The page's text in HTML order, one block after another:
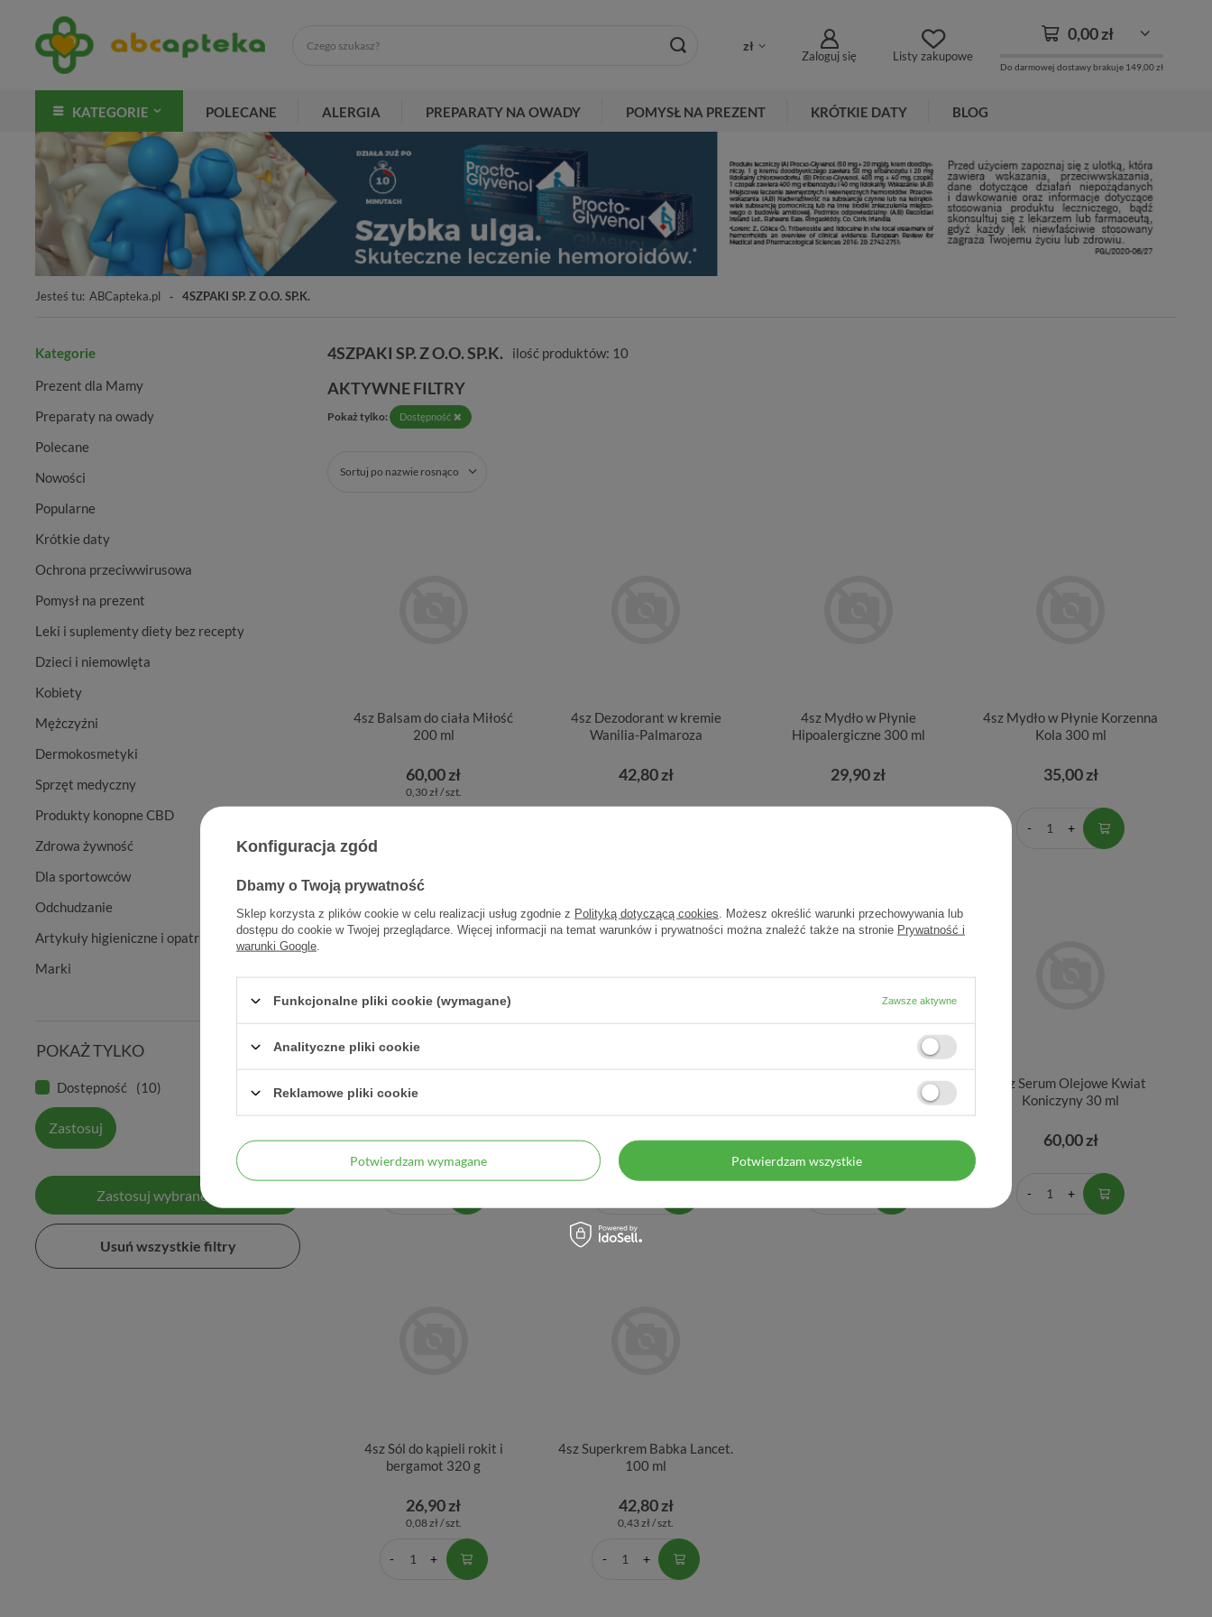
zł
Zaloguj się Listy zakupowe
0,00 zł
Do darmowej dostawy brakuje 149,00 zł
KATEGORIE POLECANE ALERGIA PREPARATY NA OWADY POMYSŁ NA PREZENT KRÓTKIE DATY BLOG
Jesteś tu: ABCapteka.pl 4SZPAKI SP. Z O.O. SP.K.
Kategorie
Prezent dla Mamy
Preparaty na owady
Polecane
Nowości
Popularne
Krótkie daty
Ochrona przeciwwirusowa
Pomysł na prezent
Leki i suplementy diety bez recepty
Dzieci i niemowlęta
Kobiety
Mężczyźni
Dermokosmetyki
Sprzęt medyczny
Produkty konopne CBD
Zdrowa żywność
Dla sportowców
Odchudzanie
Artykuły higieniczne i opatrunkowe
Marki
POKAŻ TYLKO
Dostępność 10
Zastosuj
Zastosuj wybrane filtry
Usuń wszystkie filtry
4SZPAKI SP. Z O.O. SP.K. ilość produktów: 10
AKTYWNE FILTRY
Pokaż tylko: Dostępność
Sortuj po nazwie rosnąco
4sz Balsam do ciała Miłość
200 ml
60,00 zł
0,30 zł / szt.
4sz Dezodorant w kremie
Wanilia-Palmaroza
42,80 zł
4sz Mydło w Płynie
Hipoalergiczne 300 ml
29,90 zł
4sz Mydło w Płynie Korzenna
Kola 300 ml
35,00 zł
Róża 55 g
34,80 zł
0,63 zł / szt.
50,00 zł
4sz Serum Normalizujące 30
99,90 zł
3,33 zł / szt.
4sz Serum Olejowe Kwiat
Koniczyny 30 ml
60,00 zł
4sz Sól do kąpieli rokit i
bergamot 320 g
26,90 zł
0,08 zł / szt.
4sz Superkrem Babka Lancet.
100 ml
42,80 zł
0,43 zł / szt.
Konfiguracja zgód
Dbamy o Twoją prywatność
Sklep korzysta z plików cookie w celu realizacji usług zgodnie z Polityką dotyczącą cookies . Możesz określić warunki przechowywania lub
dostępu do cookie w Twojej przeglądarce. Więcej informacji na temat warunków i prywatności można znaleźć także na stronie Prywatność i
warunki Google
Funkcjonalne pliki cookie (wymagane) Zawsze aktywne
Analityczne pliki cookie
Reklamowe pliki cookie
Potwierdzam wymagane Potwierdzam wszystkie